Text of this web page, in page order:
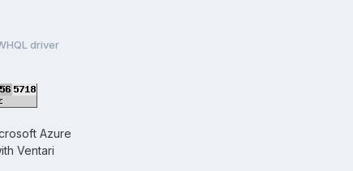
driver
Azure
Ventari